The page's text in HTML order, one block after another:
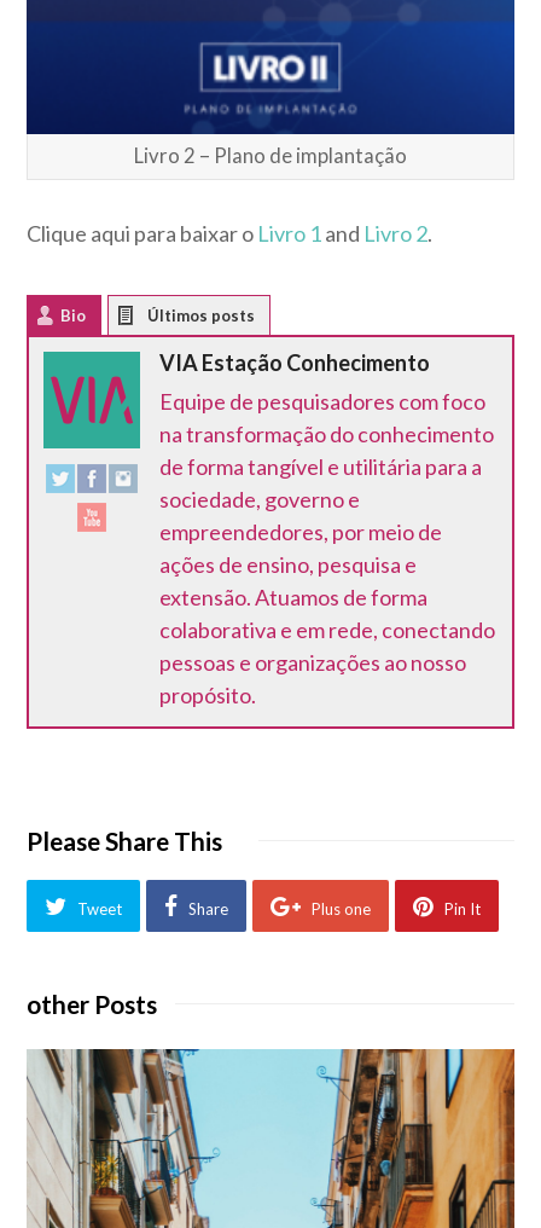
Livro 2 – Plano de implantação
Clique aqui para baixar o Livro 1and Livro 2.
Bio
VIA Estação Conhecimento
Equipe de pesquisadores com foco
na transformação do conhecimento
de forma tangível e utilitária para a
sociedade, governo e
empreendedores, por meio de
ações de ensino, pesquisa e
extensão. Atuamos de forma
colaborativa e em rede, conectando
pessoas e organizações ao nosso
propósito.
Please Share This
Tweet Share Plus one Pin It
other Posts